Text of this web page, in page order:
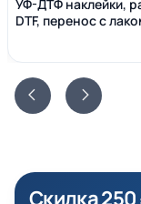
УФ-ДТФ наклейки,
DTF, перенос с
Скидка 250